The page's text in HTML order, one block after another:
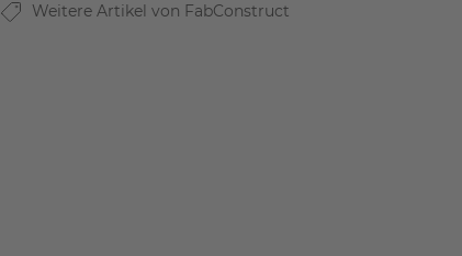
Weitere Artikel von FabConstruct